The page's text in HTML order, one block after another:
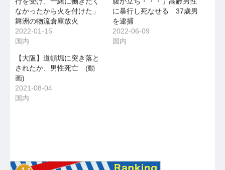
なかったから火を付けた」
舞洲の物流倉庫放火
2022-01-15
国内
に暴行し死なせる 37歳男
を逮捕
2022-06-09
国内
【大阪】道頓堀に突き落と
されたか、男性死亡 (動
画)
2021-08-04
国内